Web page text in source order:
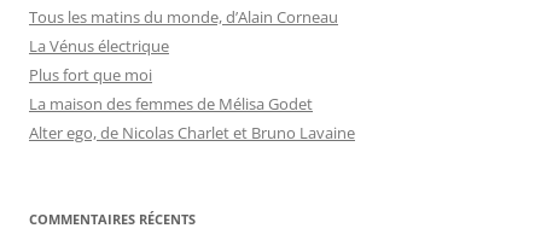
Tous les matins du monde, d’Alain Corneau
La Vénus électrique
Plus fort que moi
La maison des femmes de Mélisa Godet
Alter ego, de Nicolas Charlet et Bruno Lavaine
COMMENTAIRES RÉCENTS